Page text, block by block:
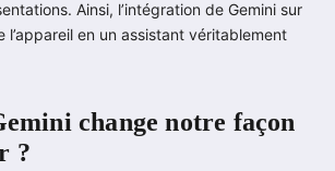
Ainsi, l’intégration de Gemini sur
l’appareil en un assistant véritablement
change notre façon
?